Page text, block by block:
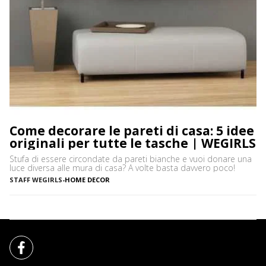
Come decorare le pareti di casa: 5 idee
originali per tutte le tasche | WEGIRLS
Stufa di essere circondate da pareti bianche e vuoi donare una
luce diversa alle mura di casa? A volte basta davvero poco!
STAFF WEGIRLS-HOME DECOR